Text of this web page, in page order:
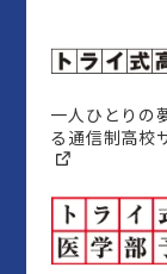
一人ひとりの
る通信制高校